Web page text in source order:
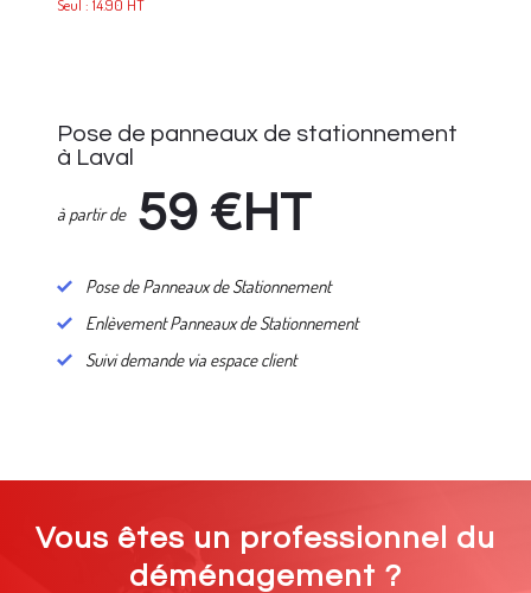
Seul : 14.90 HT
Pose de panneaux de stationnement
à Laval
à partir de 59 €HT
Pose de Panneaux de Stationnement
Enlèvement Panneaux de Stationnement
Suivi demande via espace client
Vous êtes un professionnel du
déménagement ?